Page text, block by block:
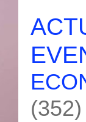
(352)